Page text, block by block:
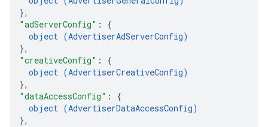
},
"adServerConfig" : {
object (AdvertiserAdServerConfig)
},
"creativeConfig" : {
object (AdvertiserCreativeConfig)
},
"dataAccessConfig" : {
object (AdvertiserDataAccessConfig)
},